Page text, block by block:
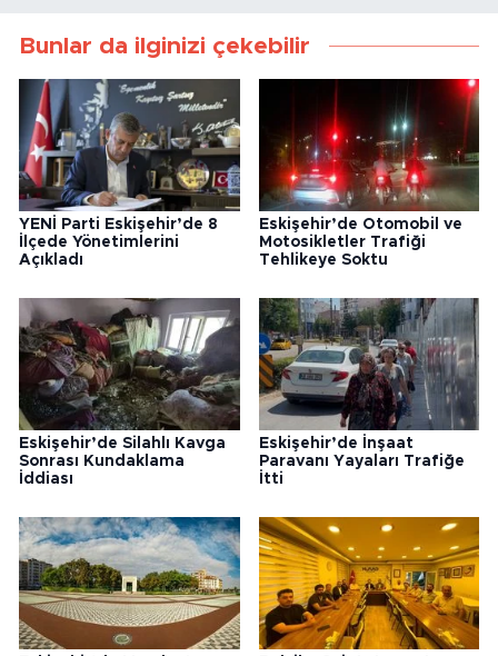
Bunlar da ilginizi çekebilir
YENİ Parti Eskişehir’de 8
İlçede Yönetimlerini
Açıkladı
Eskişehir’de Otomobil ve
Motosikletler Trafiği
Tehlikeye Soktu
Eskişehir’de Silahlı Kavga
Sonrası Kundaklama
İddiası
Eskişehir’de İnşaat
Paravanı Yayaları Trafiğe
İtti